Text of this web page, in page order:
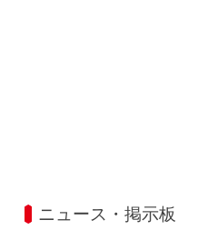
ニュース・掲示板